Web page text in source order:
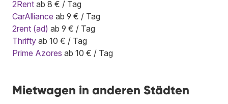
2Rent ab 8 € / Tag
CarAlliance ab 9 € / Tag
2rent (ad) ab 9 € / Tag
Thrifty ab 10 € / Tag
Prime Azores ab 10 € / Tag
Mietwagen in anderen Städten